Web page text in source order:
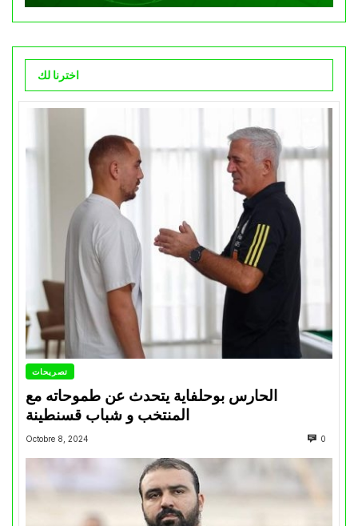
اخترنا لك
تصريحات
الحارس بوحلفاية يتحدث عن طموحاته مع
المنتخب و شباب قسنطينة
Octobre 8, 2024 0